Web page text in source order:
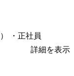
・正社員
詳細を表示